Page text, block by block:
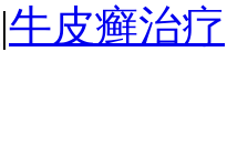
|牛皮癣治疗